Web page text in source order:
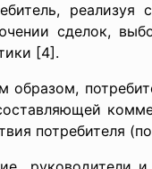
cделок,
[4].
обрaзом,
потребителя